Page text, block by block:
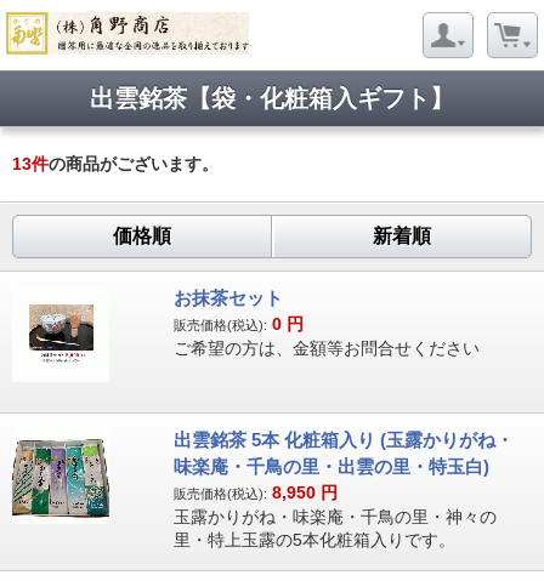
出雲銘茶【袋・化粧箱入ギフト】
13件の商品がございます。
価格順 新着順
お抹茶セット
販売価格(税込): 0 円
ご希望の方は、金額等お問合せください
出雲銘茶 5本 化粧箱入り (玉露かりがね・
味楽庵・千鳥の里・出雲の里・特玉白)
販売価格(税込): 8,950 円
玉露かりがね・味楽庵・千鳥の里・神々の
里・特上玉露の5本化粧箱入りです。